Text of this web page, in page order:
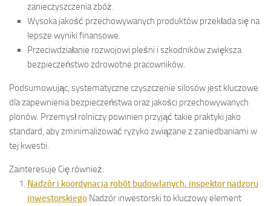
zanieczyszczenia zbóż.
Wysoka jakość przechowywanych produktów przekłada się na
lepsze wyniki finansowe.
Przeciwdziałanie rozwojowi pleśni i szkodników zwiększa
bezpieczeństwo zdrowotne pracowników.
Podsumowując, systematyczne czyszczenie silosów jest kluczowe
dla zapewnienia bezpieczeństwa oraz jakości przechowywanych
plonów. Przemysł rolniczy powinien przyjąć takie praktyki jako
standard, aby zminimalizować ryzyko związane z zaniedbaniami w
tej kwestii.
Zainteresuje Cię również:
Nadzór i koordynacja robót budowlanych, inspektor nadzoru
inwestorskiego Nadzór inwestorski to kluczowy element